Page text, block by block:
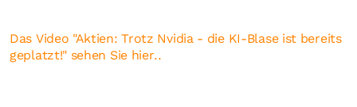
Das Video "Aktien: Trotz Nvidia - die KI-Blase ist bereits
geplatzt!" sehen Sie hier..